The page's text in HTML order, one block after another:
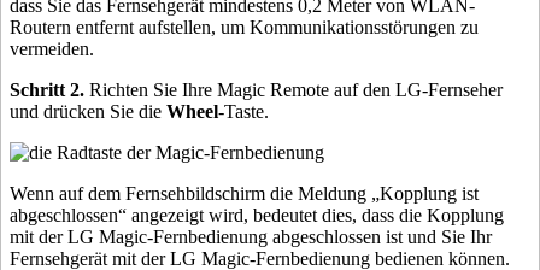
dass Sie das Fernsehgerät mindestens 0,2 Meter von WLAN-
Routern entfernt aufstellen, um Kommunikationsstörungen zu
vermeiden.
Schritt 2. Richten Sie Ihre Magic Remote auf den LG-Fernseher
und drücken Sie die Wheel-Taste.
Wenn auf dem Fernsehbildschirm die Meldung „Kopplung ist
abgeschlossen“ angezeigt wird, bedeutet dies, dass die Kopplung
mit der LG Magic-Fernbedienung abgeschlossen ist und Sie Ihr
Fernsehgerät mit der LG Magic-Fernbedienung bedienen können.